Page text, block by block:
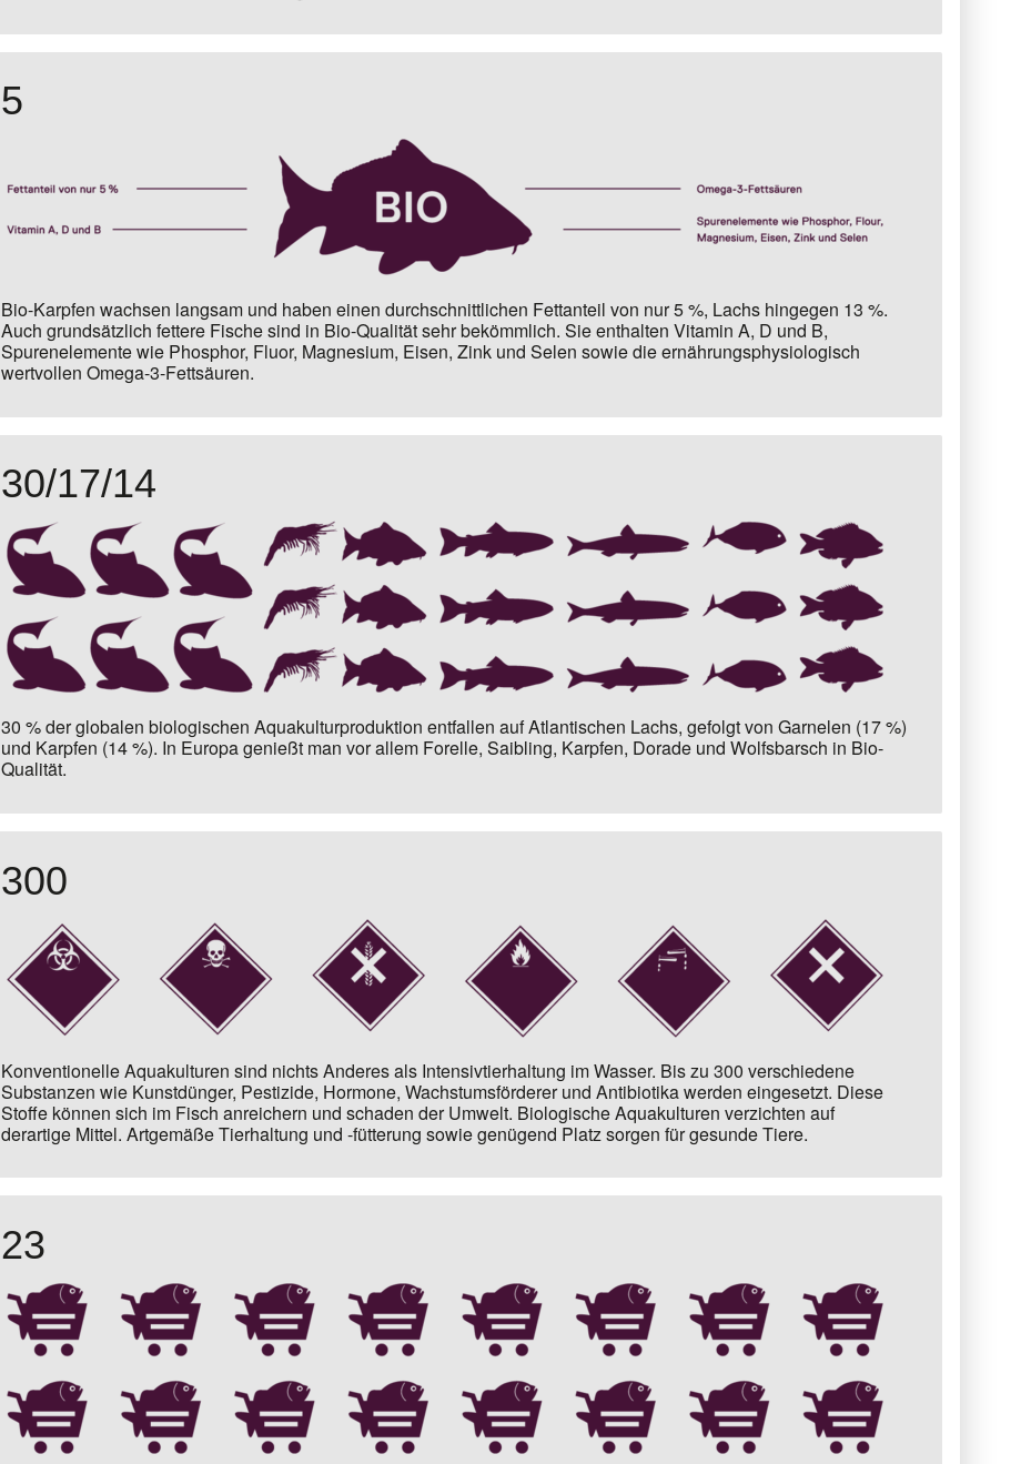
5
Bio-Karpfen wachsen langsam und haben einen durchschnittlichen Fettanteil von nur 5 %, Lachs hingegen 13 %.
Auch grundsätzlich fettere Fische sind in Bio-Qualität sehr bekömmlich. Sie enthalten Vitamin A, D und B,
Spurenelemente wie Phosphor, Fluor, Magnesium, Eisen, Zink und Selen sowie die ernährungsphysiologisch
wertvollen Omega-3-Fettsäuren.
30/17/14
30 % der globalen biologischen Aquakulturproduktion entfallen aufAtlantischen Lachs, gefolgt von Garnelen (17 %)
und Karpfen (14 %). In Europa genießt man vor allem Forelle, Saibling, Karpfen, Dorade und Wolfsbarsch in Bio-
Qualität.
300
Konventionelle Aquakulturen sind nichts Anderes als Intensivtierhaltung im Wasser. Bis zu 300 verschiedene
Substanzen wie Kunstdünger, Pestizide, Hormone, Wachstumsförderer und Antibiotikawerden eingesetzt. Diese
Stoffe können sich im Fisch anreichern und schaden der Umwelt. Biologische Aquakulturen verzichten auf
derartige Mittel. Artgemäße Tierhaltung und -fütterung sowie genügend Platz sorgen für gesunde Tiere.
23